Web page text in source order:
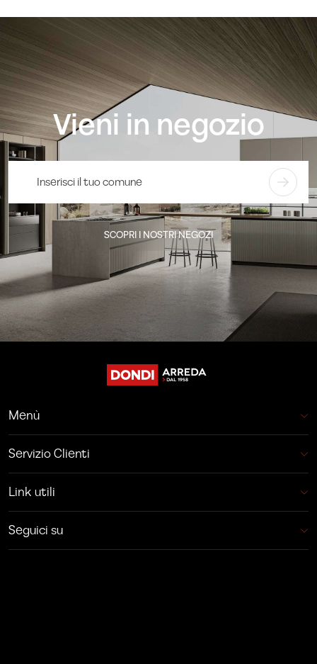
Vieni in negozio
SCOPRI I NOSTRI NEGOZI
Menù
Servizio Clienti
Link utili
Seguici su